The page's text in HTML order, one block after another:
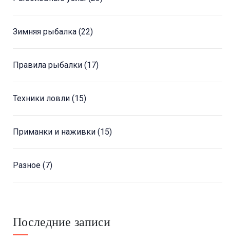
Зимняя рыбалка (22)
Правила рыбалки (17)
Техники ловли (15)
Приманки и наживки (15)
Разное (7)
Последние записи